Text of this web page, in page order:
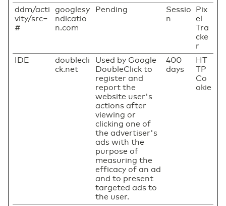
ddm/acti
vity/src=
#
googlesy
ndicatio
n.com
Pending
Sessio
n
Pix
el
Tra
cke
r
IDE
doublecli
ck.net
Used by Google
DoubleClick to
register and
report the
website user's
actions after
viewing or
clicking one of
the advertiser's
ads with the
purpose of
measuring the
efficacy of an ad
and to present
targeted ads to
the user.
400
days
HT
TP
Co
okie